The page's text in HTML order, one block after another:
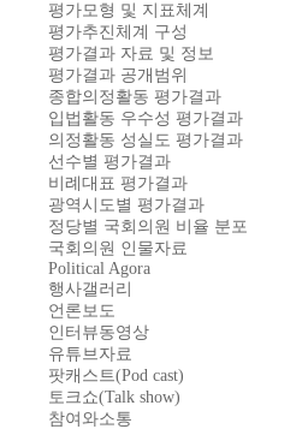
평가모형 및 지표체계
평가추진체계 구성
평가결과 자료 및 정보
평가결과 공개범위
종합의정활동 평가결과
입법활동 우수성 평가결과
의정활동 성실도 평가결과
선수별 평가결과
비례대표 평가결과
광역시도별 평가결과
정당별 국회의원 비율 분포
국회의원 인물자료
Political Agora
행사갤러리
언론보도
인터뷰동영상
유튜브자료
팟캐스트(Pod cast)
토크쇼(Talk show)
참여와소통